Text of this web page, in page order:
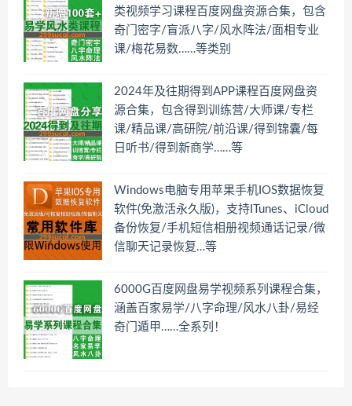
类视频学习课程百度网盘资源合集，包含
奇门密字/盲派八字/风水阵法/面相专业
课/梅花易数……等类别
2024年及往期得到APP课程百度网盘资
源合集，包含得到训练营/大师课/专栏
课/精品课/高研院/前沿课/得到锦囊/每
日听书/得到新商学……等
Windows电脑专用苹果手机IOS数据恢复
软件(免激活永久版)，支持ITunes、iCloud
备份恢复/手机短信相册视频通话记录/微
信聊天记录恢复…等
6000G百度网盘易学视频系列课程合集，
涵盖百家易学/八字命理/风水八卦/易经
奇门遁甲……全系列！